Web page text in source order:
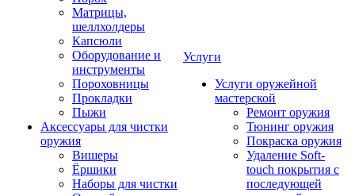
Матрицы,
шеллхолдеры
Капсюли
Оборудование и
инструменты
Пороховницы
Прокладки
Пыжи
Аксессуары для чистки
оружия
Вишеры
Ёршики
Наборы для чистки
Услуги
Услуги оружейной
мастерской
Ремонт оружия
Тюнинг оружия
Покраска оружия
Удаление Soft-
touch покрытия с
последующей